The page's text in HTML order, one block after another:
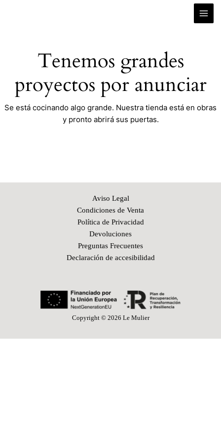
Tenemos grandes
proyectos por anunciar
Se está cocinando algo grande. Nuestra tienda está en obras
y pronto abrirá sus puertas.
Aviso Legal
Condiciones de Venta
Política de Privacidad
Devoluciones
Preguntas Frecuentes
Declaración de accesibilidad
Copyright © 2026 Le Mulier